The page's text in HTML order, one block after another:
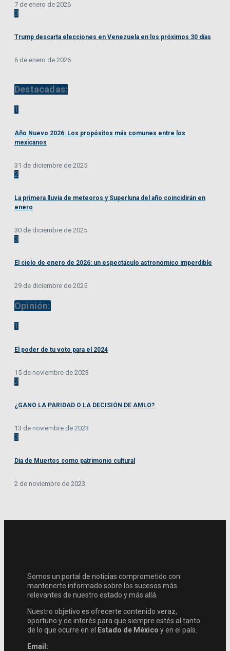
7 de enero de 2026
3
Trump descarta elecciones en Venezuela en los próximos 30 días
6 de enero de 2026
Destacadas:
1
Año Nuevo 2026: Los propósitos más comunes entre los
mexicanos
31 de diciembre de 2025
2
La primera lluvia de meteoros y Superluna del año coincidirán en
enero
30 de diciembre de 2025
3
El cielo de enero de 2026: un espectáculo astronómico imperdible
29 de diciembre de 2025
Opinión:
1
El poder de tu voto para el 2024
15 de noviembre de 2023
2
¿GANO LA PARIDAD O LA DECISIÓN DE AMLO?
13 de noviembre de 2023
3
Día de Muertos como patrimonio cultural
2 de noviembre de 2023
Somos un portal de noticias comprometido con
mantenerte informado sobre los sucesos más
relevantes de nuestro estado y más allá.
Nuestro objetivo es ofrecerte contenido veraz,
oportuno y de interés para que siempre estés al tanto
de lo que ocurre en el
Estado de México y en el país.
Email: